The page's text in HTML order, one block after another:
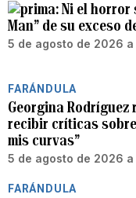
Ni el horror
Man” de su exceso
5 de agosto de 2026 a
FARÁNDULA
Georgina
recibir críticas sobre
mis curvas”
5 de agosto de 2026 a
FARÁNDULA